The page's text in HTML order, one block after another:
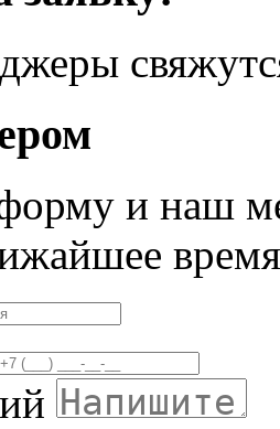
и наш
время